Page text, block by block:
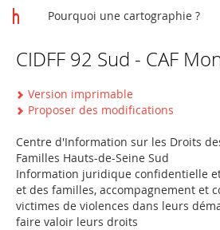
Vous
êtes
ici
CIDFF 92 Sud - CAF
Version imprimable
Proposer des modifications
Centre d'Information sur les Droits
Familles Hauts-de-Seine Sud
Information juridique confidentielle
et des familles, accompagnement et
victimes de violences dans leurs
faire valoir leurs droits
Pourquoi une cartographie ?